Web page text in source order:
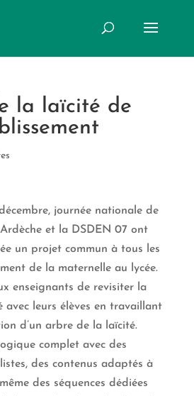
la laïcité de
journée nationale de
et la DSDEN 07 ont
un projet commun à tous les
de la maternelle au lycée.
enseignants de revisiter la
avec leurs élèves en travaillant
d’un arbre de la laïcité.
complet avec des
des contenus adaptés à
des séquences dédiées